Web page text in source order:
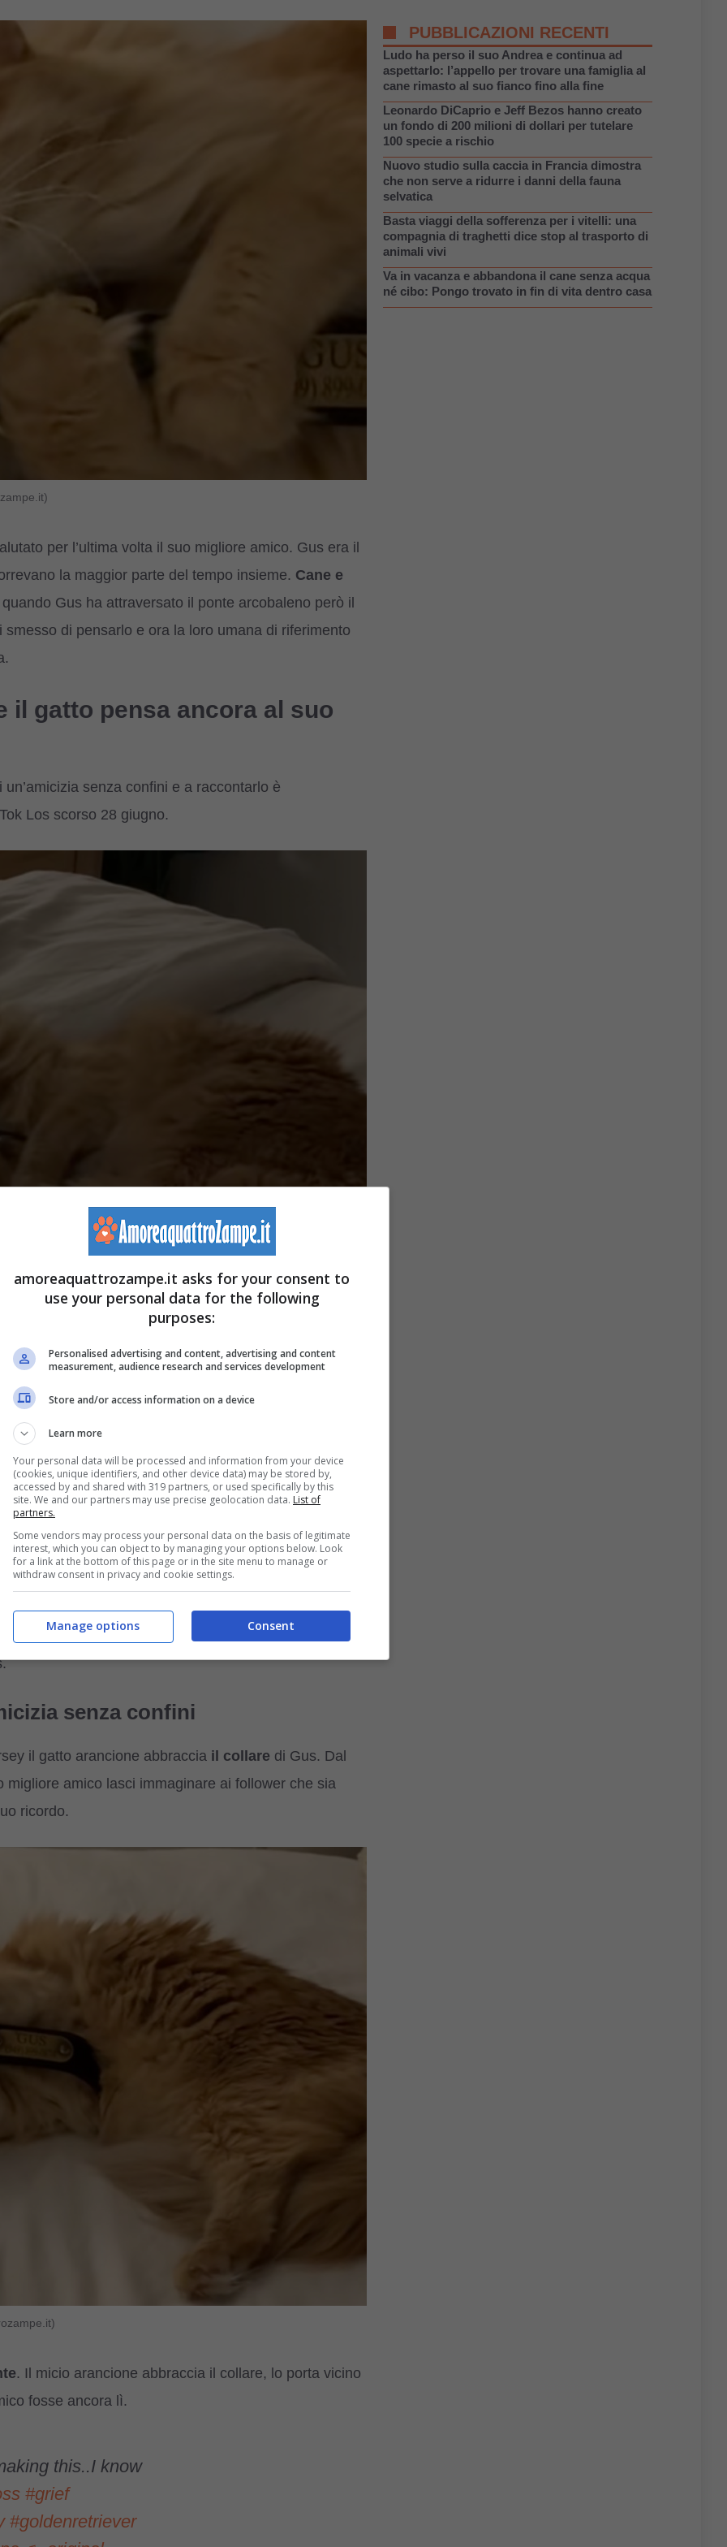
per l’ultima volta il suo migliore amico. Gus era il
la maggior parte del tempo insieme. Cane e
Gus ha attraversato il ponte arcobaleno però il
di pensarlo e ora la loro umana di riferimento
il gatto pensa ancora al suo
senza confini e a raccontarlo è
Los scorso 28 giugno.
la virilità su TikTok, superando in breve tempo i 7,6
alle immagini una commovente didascalia.
gatto in Antartide?
lasciato il segno
riferendosi alla clip, per poi aggiungere: “
micio potrà mai prendere il postodel cane Gus,
non dorme mai senza un
oggetto
senza confini
il gatto arancione abbraccia il collare di Gus. Dal
amico lasci immaginare ai follower che sia
ricordo.
. Il micio arancione abbraccia il collare, lo porta vicino
fosse ancora lì.
this..I know
#grief
#goldenretriever
PUBBLICAZIONI RECENTI
Ludo ha perso il suo Andrea e continua ad
aspettarlo: l’appello per trovare una famiglia al
cane rimasto al suo fianco fino alla fine
Leonardo DiCaprio e Jeff Bezos hanno creato
un fondo di 200 milioni di dollari per tutelare
100 specie a rischio
Nuovo studio sulla caccia in Francia dimostra
che non serve a ridurre i danni della fauna
selvatica
Basta viaggi della sofferenza per i vitelli: una
compagnia di traghetti dice stop al trasporto di
animali vivi
Va in vacanza e abbandona il cane senza acqua
né cibo: Pongo trovato in fin di vita dentro casa
amoreaquattrozampe.it asks for your consent to
use your personal data for the following
purposes:
Personalised advertising and content, advertising and content
measurement, audience research and services development
Store and/or access information on a device
Learn more
Your personal data will be processed and information from your device
(cookies, unique identifiers, and other device data) may be stored by,
accessed by and shared with 319 partners, or used specifically by this
site. We and our partners may use precise geolocation data. List of
partners.
Some vendors may process your personal data on the basis of legitimate
interest, which you can object to by managing your options below. Look
for a link at the bottom of this page or in the site menu to manage or
withdraw consent in privacy and cookie settings.
Consent
Manage options